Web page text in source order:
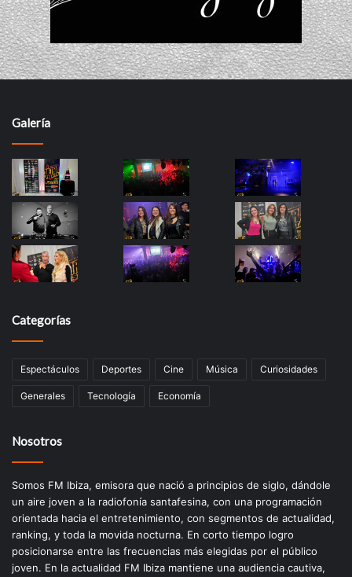
Galería
Categorías
Espectáculos Deportes Cine Música Curiosidades
Generales Tecnología Economía
Nosotros
Somos FM Ibiza, emisora que nació a principios de siglo, dándole
un aire joven a la radiofonía santafesina, con una programación
orientada hacia el entretenimiento, con segmentos de actualidad,
ranking, y toda la movida nocturna. En corto tiempo logro
posicionarse entre las frecuencias más elegidas por el público
joven. En la actualidad FM Ibiza mantiene una audiencia cautiva,